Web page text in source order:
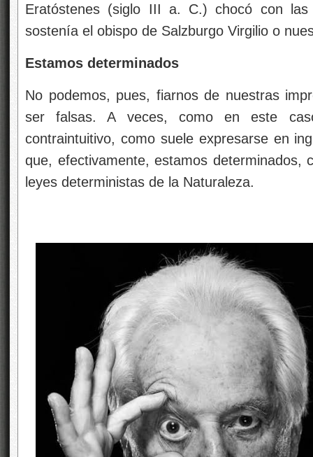
Eratóstenes (siglo III a. C.) chocó con
sostenía el obispo de Salzburgo Virgilio o
Estamos determinados
No podemos, pues, fiarnos de nuestras
ser falsas. A veces, como en este
contraintuitivo, como suele expresarse en
que, efectivamente, estamos determinados,
leyes deterministas de la Naturaleza.